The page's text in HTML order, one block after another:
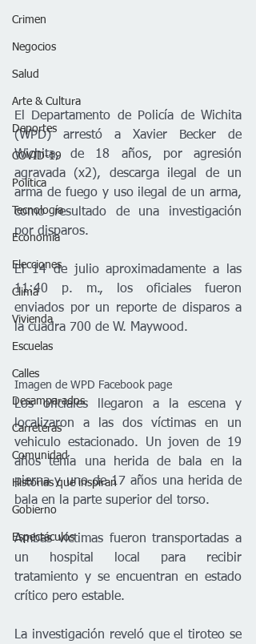
Crimen
Negocios
Salud
Arte & Cultura
Deportes
COVID-19
Política
Tecnología
Economía
Elecciones
Clima
Vivienda
Escuelas
Calles
Desamparados
Carreteras
Comunidad
Historias que inspiran
Gobierno
Espectáculos
El Departamento de Policía de Wichita
(WPD) arrestó a Xavier Becker de
Wichita, de 18 años, por agresión
agravada (x2), descarga ilegal de un
arma de fuego y uso ilegal de un arma,
como resultado de una investigación
por disparos.
El 14 de julio aproximadamente a las
11:40 p. m., los oficiales fueron
enviados por un reporte de disparos a
la cuadra 700 de W. Maywood.
Imagen de WPD Facebook page
Los oficiales llegaron a la escena y
localizaron a las dos víctimas en un
vehiculo estacionado. Un joven de 19
años tenía una herida de bala en la
pierna y uno de 17 años una herida de
bala en la parte superior del torso.
Ambas víctimas fueron transportadas a
un hospital local para recibir
tratamiento y se encuentran en estado
crítico pero estable.
La investigación reveló que el tiroteo se